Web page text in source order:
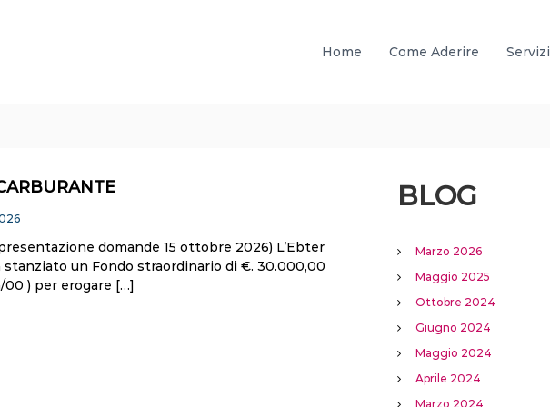
Home Come Aderire Servizi
domande 15 ottobre 2026) L’Ebter
stanziato un Fondo straordinario di €. 30.000,00
) per erogare […]
BLOG
Marzo 2026
Maggio 2025
Ottobre 2024
Giugno 2024
Maggio 2024
Aprile 2024
Marzo 2024